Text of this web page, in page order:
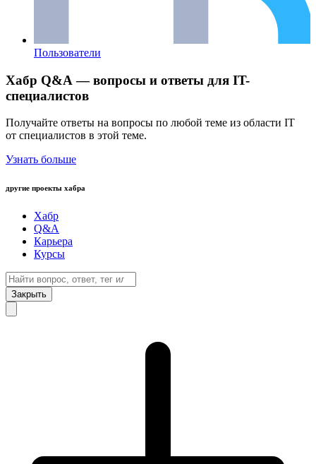
Пользователи
Хабр Q&A — вопросы и ответы для IT-
специалистов
Получайте ответы на вопросы по любой теме из области IT
от специалистов в этой теме.
Узнать больше
другие проекты хабра
Хабр
Q&A
Карьера
Курсы
Закрыть